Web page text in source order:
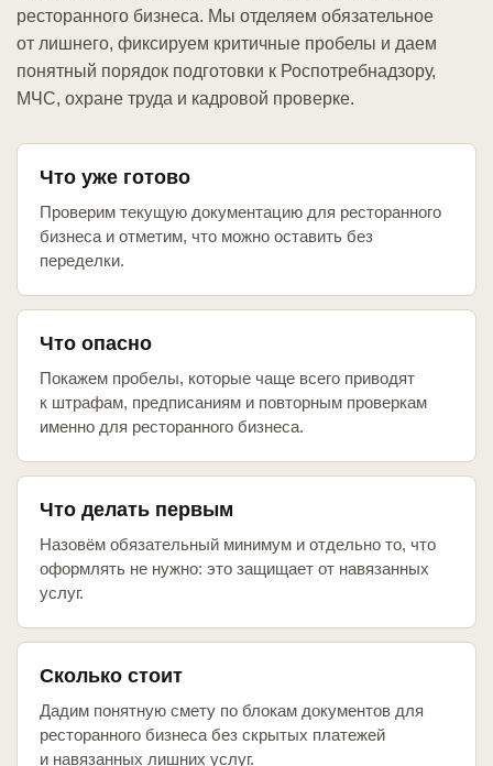
ресторанного бизнеса. Мы отделяем обязательное
от лишнего, фиксируем критичные пробелы и даем
понятный порядок подготовки к Роспотребнадзору,
МЧС, охране труда и кадровой проверке.
Что уже готово
Проверим текущую документацию для ресторанного
бизнеса и отметим, что можно оставить без
переделки.
Что опасно
Покажем пробелы, которые чаще всего приводят
к штрафам, предписаниям и повторным проверкам
именно для ресторанного бизнеса.
Что делать первым
Назовём обязательный минимум и отдельно то, что
оформлять не нужно: это защищает от навязанных
услуг.
Сколько стоит
Дадим понятную смету по блокам документов для
ресторанного бизнеса без скрытых платежей
и навязанных лишних услуг.